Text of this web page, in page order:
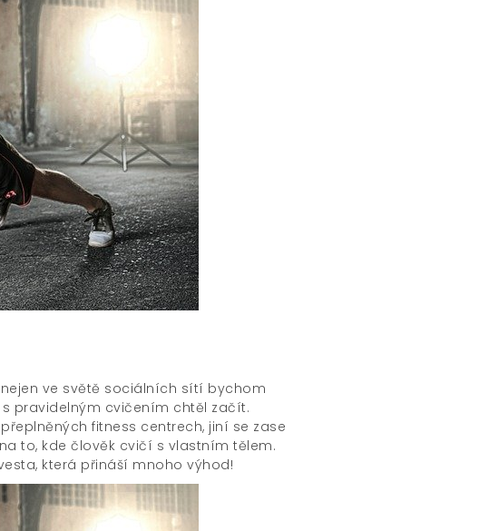
ve světě sociálních sítí bychom
pravidelným cvičením chtěl začít.
fitness centrech, jiní se zase
to, kde člověk cvičí s vlastním tělem.
, která přináší mnoho výhod!